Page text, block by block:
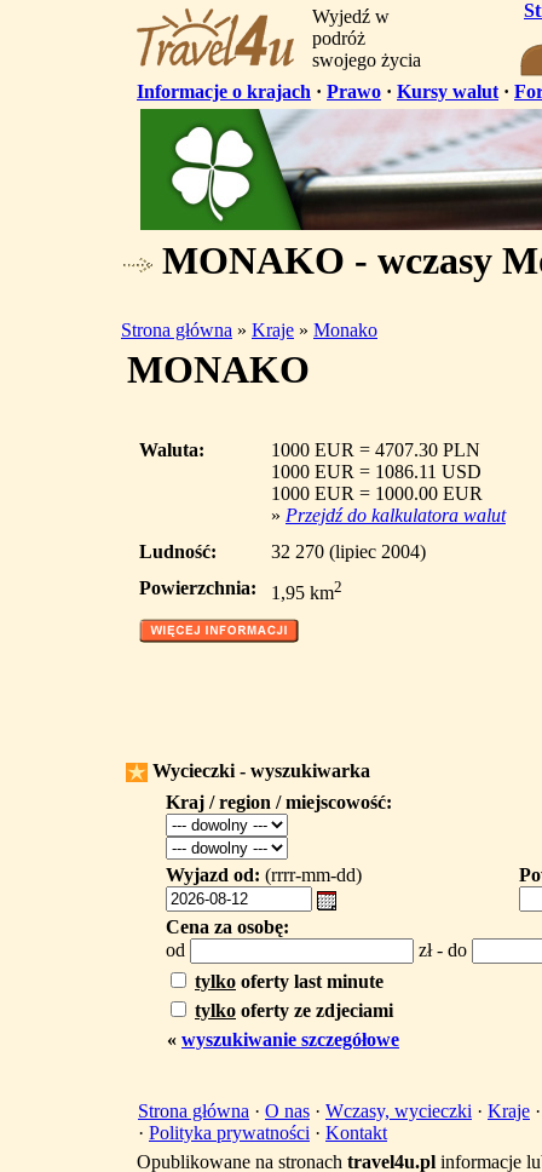
Wyjedź w
podróż
swojego życia
Informacje o krajach · Prawo · Kursy walut ·
MONAKO - wczasy
Strona główna » Kraje » Monako
MONAKO
Waluta:
1000 EUR = 4707.30 PLN
1000 EUR = 1086.11 USD
1000 EUR = 1000.00 EUR
» Przejdź do kalkulatora walut
Ludność:
32 270 (lipiec 2004)
Powierzchnia:
1,95 km2
Wycieczki - wyszukiwarka
Kraj / region / miejscowość:
Wyjazd od: (rrrr-mm-dd)
Cena za osobę:
od
zł - do
tylko oferty last minute
tylko oferty ze zdjeciami
« wyszukiwanie szczegółowe
Strona główna · O nas · Wczasy, wycieczki · Kraje
· Polityka prywatności · Kontakt
Opublikowane na stronach travel4u.pl informacje